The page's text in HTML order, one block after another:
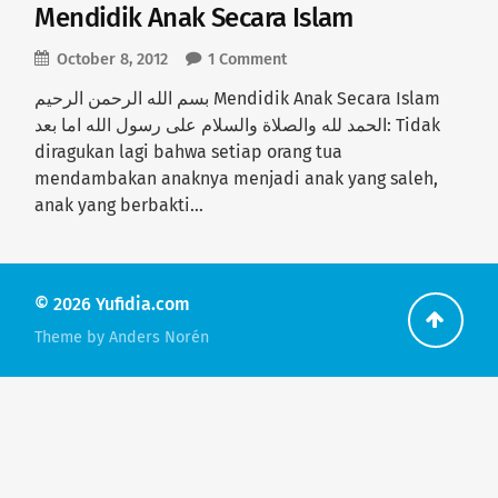
Mendidik Anak Secara Islam
October 8, 2012 1 Comment
بسم الله الرحمن الرحيم Mendidik Anak Secara Islam
الحمد لله والصلاة والسلام على رسول الله اما بعد: Tidak
diragukan lagi bahwa setiap orang tua
mendambakan anaknya menjadi anak yang saleh,
anak yang berbakti…
© 2026Yufidia.com
Theme byAnders Norén
Go
back